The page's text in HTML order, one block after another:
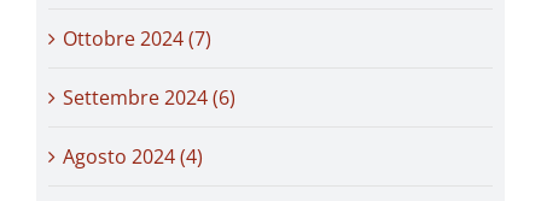
Ottobre 2024 (7)
Settembre 2024 (6)
Agosto 2024 (4)